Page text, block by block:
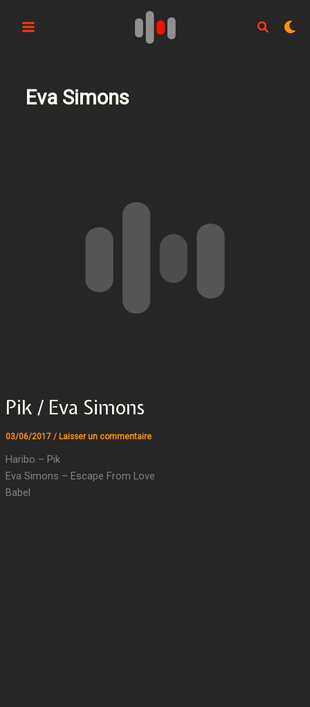
Eva Simons
Pik / Eva Simons
03/06/2017 / Laisser un commentaire
Haribo – Pik
Eva Simons – Escape From Love
Babel